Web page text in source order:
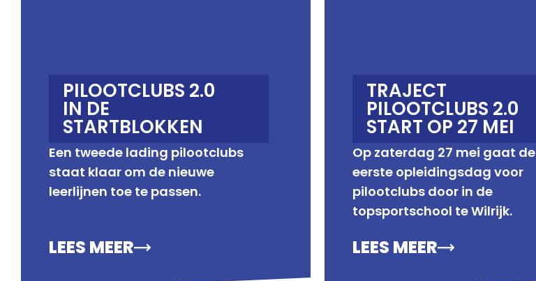
PILOOTCLUBS 2.0
IN DE
STARTBLOKKEN
Een tweede lading pilootclubs
staat klaar om de nieuwe
leerlijnen toe te passen.
LEES MEER
TRAJECT
PILOOTCLUBS 2.0
START OP 27 MEI
Op zaterdag 27 mei gaat de
eerste opleidingsdag voor
pilootclubs door in de
topsportschool te Wilrijk.
LEES MEER